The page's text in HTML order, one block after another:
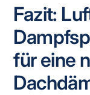
Fazit:
für eine